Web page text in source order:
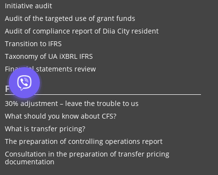
Initiative audit
Audit of the targeted use of grant funds
Audit of compliance report of Diia City resident
Transition to IFRS
Taxonomy of UA іXBRL IFRS
Financial statements review
FTP
30% adjustment – leave the trouble to us
What should you know about CFS?
What is transfer pricing?
The preparation of controlling operations report
Consultation in the preparation of transfer pricing
documentation